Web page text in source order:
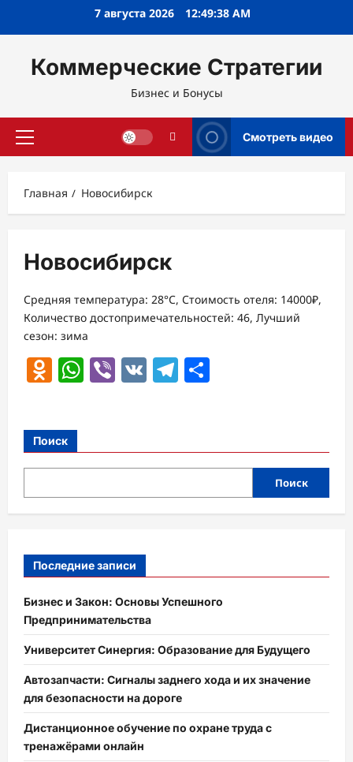
7 августа 2026 12:49:38 AM
Коммерческие Стратегии
Бизнес и Бонусы
Основное
Смотреть видео
Главная Новосибирск
Новосибирск
Средняя температура: 28°C, Стоимость отеля: 14000₽,
Количество достопримечательностей: 46, Лучший
сезон: зима
Odnoklassniki
WhatsApp
Viber
VK Telegram
Поиск
Поиск
Последние записи
Бизнес и Закон: Основы Успешного
Предпринимательства
Университет Синергия: Образование для Будущего
Автозапчасти: Сигналы заднего хода и их значение
для безопасности на дороге
Дистанционное обучение по охране труда с
тренажёрами онлайн